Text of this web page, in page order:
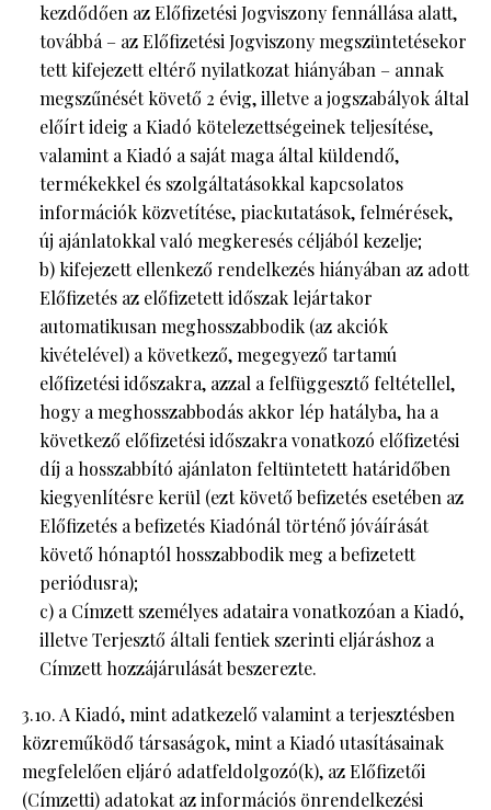
kezdődően az Előfizetési Jogviszony fennállása alatt,
továbbá – az Előfizetési Jogviszony megszüntetésekor
tett kifejezett eltérő nyilatkozat hiányában – annak
megszűnését követő 2 évig, illetve a jogszabályok által
előírt ideig a Kiadó kötelezettségeinek teljesítése,
valamint a Kiadó a saját maga által küldendő,
termékekkel és szolgáltatásokkal kapcsolatos
információk közvetítése, piackutatások, felmérések,
új ajánlatokkal való megkeresés céljából kezelje;
b) kifejezett ellenkező rendelkezés hiányában az adott
Előfizetés az előfizetett időszak lejártakor
automatikusan meghosszabbodik (az akciók
kivételével) a következő, megegyező tartamú
előfizetési időszakra, azzal a felfüggesztő feltétellel,
hogy a meghosszabbodás akkor lép hatályba, ha a
következő előfizetési időszakra vonatkozó előfizetési
díj a hosszabbító ajánlaton feltüntetett határidőben
kiegyenlítésre kerül (ezt követő befizetés esetében az
Előfizetés a befizetés Kiadónál történő jóváírását
követő hónaptól hosszabbodik meg a befizetett
periódusra);
c) a Címzett személyes adataira vonatkozóan a Kiadó,
illetve Terjesztő általi fentiek szerinti eljáráshoz a
Címzett hozzájárulását beszerezte.
3.10. A Kiadó, mint adatkezelő valamint a terjesztésben
közreműködő társaságok, mint a Kiadó utasításainak
megfelelően eljáró adatfeldolgozó(k), az Előfizetői
(Címzetti) adatokat az információs önrendelkezési